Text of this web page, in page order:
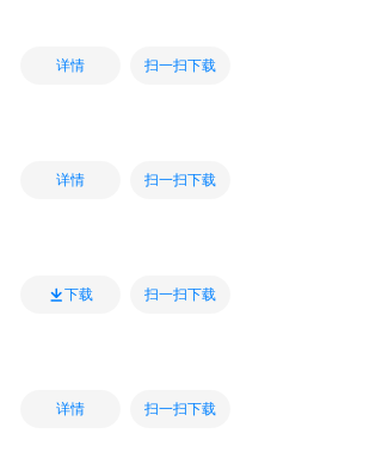
详情 扫一扫下载
详情 扫一扫下载
下载 扫一扫下载
详情 扫一扫下载